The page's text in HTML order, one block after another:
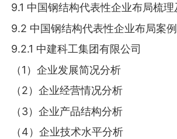
9.1 中国钢结构代表性企业布局梳理
9.2 中国钢结构代表性企业布局案
9.2.1 中建科工集团有限公司
（1）企业发展简况分析
（2）企业经营情况分析
（3）企业产品结构分析
（4）企业技术水平分析